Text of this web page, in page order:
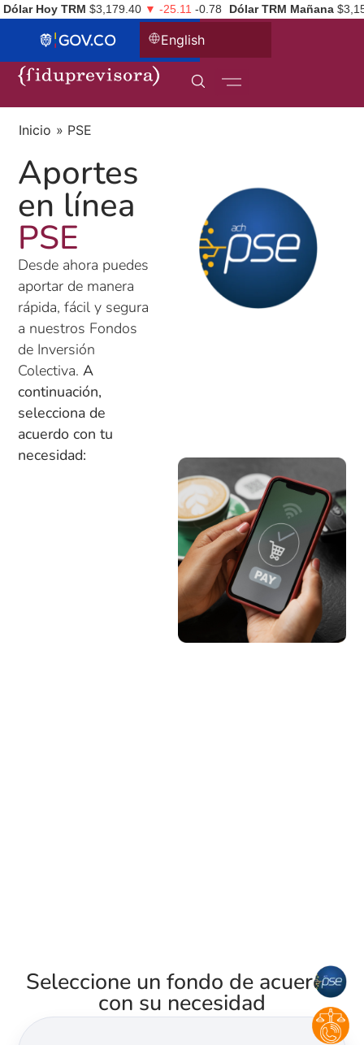
Dólar Hoy TRM $3,179.40 ▼ -25.11 -0.78 Dólar TRM Mañana
English
Inicio » PSE
Aportes
en línea
PSE
Desde ahora puedes
aportar de manera
rápida, fácil y segura
a nuestros Fondos
de Inversión
Colectiva. A
continuación,
selecciona de
acuerdo con tu
necesidad:
Seleccione un fondo de acuerdo
con su necesidad